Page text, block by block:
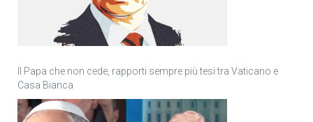
Il Papa che non cede, rapporti sempre più tesi tra Vaticano e
Casa Bianca